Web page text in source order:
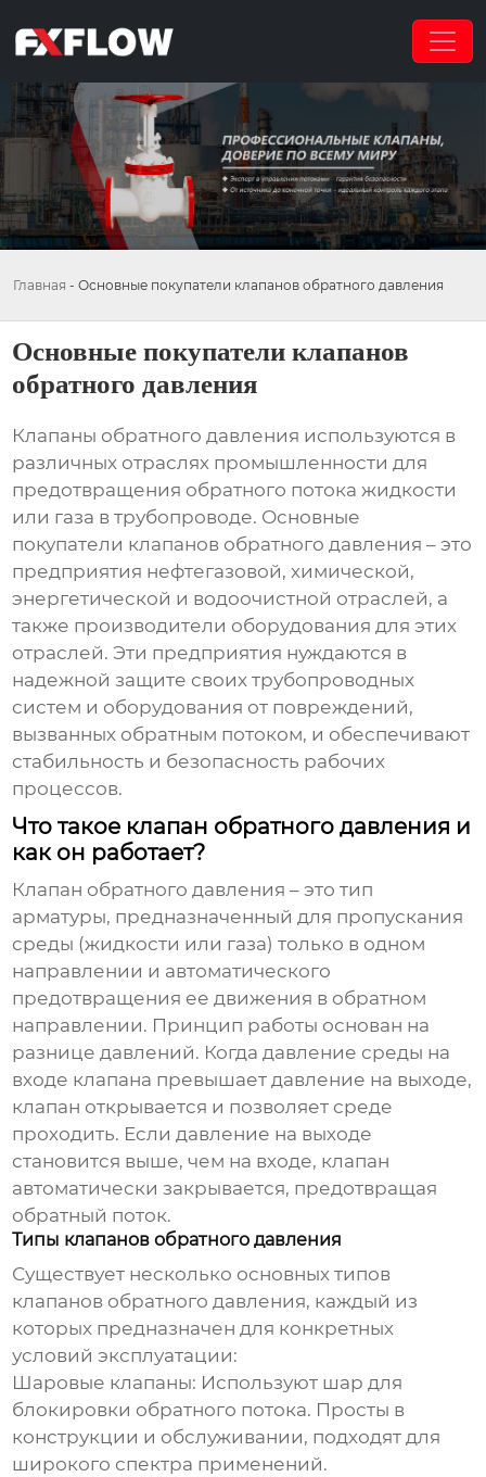
Главная - Основные покупатели клапанов обратного давления
Основные покупатели клапанов
обратного давления
Клапаны обратного давления используются в
различных отраслях промышленности для
предотвращения обратного потока жидкости
или газа в трубопроводе. Основные
покупатели клапанов обратного давления – это
предприятия нефтегазовой, химической,
энергетической и водоочистной отраслей, а
также производители оборудования для этих
отраслей. Эти предприятия нуждаются в
надежной защите своих трубопроводных
систем и оборудования от повреждений,
вызванных обратным потоком, и обеспечивают
стабильность и безопасность рабочих
процессов.
Что такое клапан обратного давления и
как он работает?
Клапан обратного давления – это тип
арматуры, предназначенный для пропускания
среды (жидкости или газа) только в одном
направлении и автоматического
предотвращения ее движения в обратном
направлении. Принцип работы основан на
разнице давлений. Когда давление среды на
входе клапана превышает давление на выходе,
клапан открывается и позволяет среде
проходить. Если давление на выходе
становится выше, чем на входе, клапан
автоматически закрывается, предотвращая
обратный поток.
Типы клапанов обратного давления
Существует несколько основных типов
клапанов обратного давления, каждый из
которых предназначен для конкретных
условий эксплуатации:
Шаровые клапаны: Используют шар для
блокировки обратного потока. Просты в
конструкции и обслуживании, подходят для
широкого спектра применений.